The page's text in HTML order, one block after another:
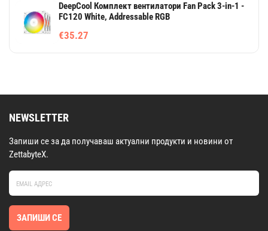
DeepCool Комплект вентилатори Fan Pack 3-in-1 -
FC120 White, Addressable RGB
€35.27
NEWSLETTER
Запиши се за да получаваш актуални продукти и новини от
ZettabyteX.
ЗАПИШИ СЕ